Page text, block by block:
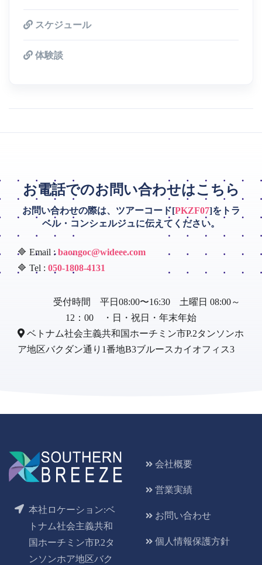
スケジュール
体験談
お電話でのお問い合わせはこちら
お問い合わせの際は、ツアーコード[PKZF07]をトラ
ベル・コンシェルジュに伝えてください。
🔷 Email :baongoc@wideee.com
🔷 Tel : 050-1808-4131
受付時間 平日08:00〜16:30 土曜日 08:00～
12：00 ・日・祝日・年末年始
ベトナム社会主義共和国ホーチミン市P.2タンソンホ
ア地区バクダン通り1番地B3ブルースカイオフィス3
本社ロケーション:ベ
トナム社会主義共和
国ホーチミン市P.2タ
ンソンホア地区バク
会社概要
営業実績
お問い合わせ
個人情報保護方針